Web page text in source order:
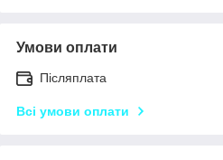
Умови оплати
Післяплата
Всі умови оплати